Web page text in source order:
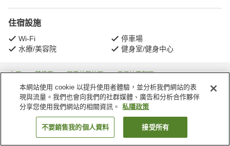
住宿設施
Wi-Fi
停車場
水療/美容院
健身室/健身中心
主頁 菲律賓 國家首都地區
馬尼拉南部區
Oxford Suites Makati
找客房
本網站使用 cookie 以提升使用者體驗，並分析我們網站的表
現與流量。我們也會向我們的社群媒體、廣告和分析合作夥伴
分享您使用我們網站的相關資訊。
私隱政策
不要銷售我的個人資料 接受所有